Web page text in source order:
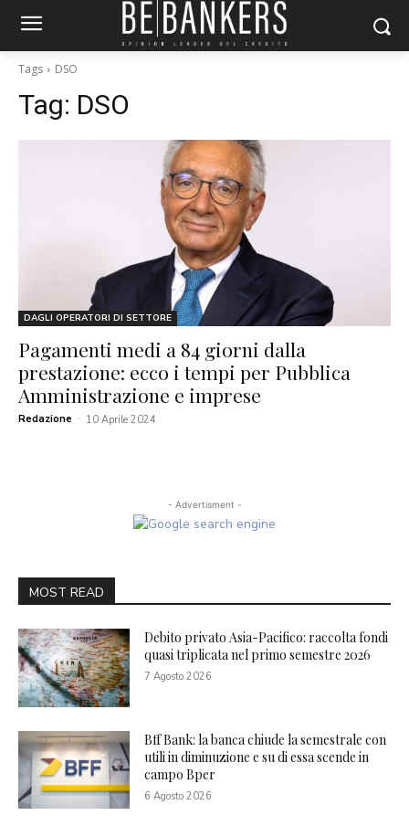
Tags DSO
Tag: DSO
DAGLI OPERATORI DI SETTORE
Pagamenti medi a 84 giorni dalla
prestazione: ecco i tempi per Pubblica
Amministrazione e imprese
Redazione - 10 Aprile 2024
- Advertisment -
MOST READ
Debito privato Asia-Pacifico: raccolta fondi
quasi triplicata nel primo semestre 2026
7 Agosto 2026
Bff Bank: la banca chiude la semestrale con
utili in diminuzione e su di essa scende in
campo Bper
6 Agosto 2026